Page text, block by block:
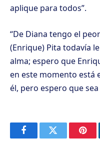
aplique para todos”.
“De Diana tengo el
(Enrique) Pita todavía
alma; espero que
en este momento está
él, pero espero que
FacebookTwitter